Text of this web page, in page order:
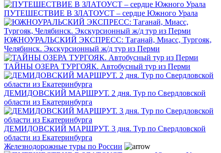
ПУТЕШЕСТВИЕ В ЗЛАТОУСТ – сердце Южного Урала
ЮЖНОУРАЛЬСКИЙ ЭКСПРЕСС: Таганай, Миасс, Тургояк,
Челябинск. Экскурсионный ж/д тур из Перми
ТАЙНЫ ОЗЕРА ТУРГОЯК. Автобусный тур из Перми
ДЕМИДОВСКИЙ МАРШРУТ. 2 дня. Тур по Свердловской
области из Екатеринбурга
ДЕМИДОВСКИЙ МАРШРУТ. 3 дня. Тур по Свердловской
области из Екатеринбурга
Железнодорожные туры по России